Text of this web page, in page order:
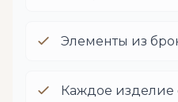
Элементы из
Каждое изделие